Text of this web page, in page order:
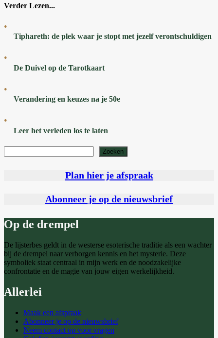
Verder Lezen...
Tiphareth: de plek waar je stopt met jezelf verontschuldigen
De Duivel op de Tarotkaart
Verandering en keuzes na je 50e
Leer het verleden los te laten
Zoeken
Plan hier je afspraak
Abonneer je op de nieuwsbrief
Op de drempel
De lijsterbes geldt in de westerse esoterische traditie als een wachter
bij de drempel naar verborgen kennis en het mysterie. Deze
symboliek staat centraal in mijn werk en de noodzakelijke
confrontatie en de magie van jouw eigen werkelijkheid.
Allerlei
Maak een afspraak
Abonneer je op de nieuwsbrief
Neem contact op voor vragen